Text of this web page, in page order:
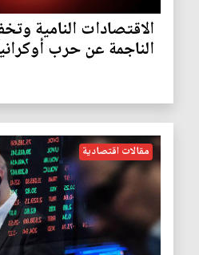
الاقتصادات النامية
الناجمة عن حرب
مقالات اقتصادية